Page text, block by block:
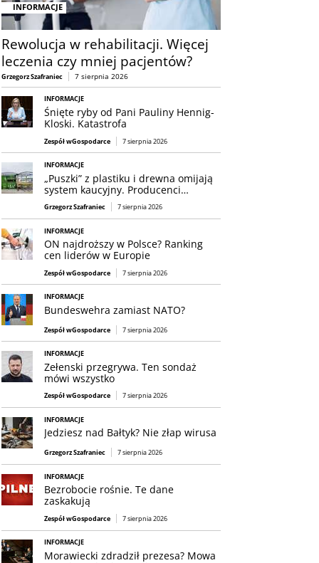
INFORMACJE
Rewolucja w rehabilitacji. Więcej
leczenia czy mniej pacjentów?
Grzegorz Szafraniec 7 sierpnia 2026
INFORMACJE
Śnięte ryby od Pani Pauliny Hennig-
Kloski. Katastrofa
Zespół wGospodarce 7 sierpnia 2026
INFORMACJE
„Puszki” z plastiku i drewna omijają
system kaucyjny. Producenci…
Grzegorz Szafraniec 7 sierpnia 2026
INFORMACJE
ON najdroższy w Polsce? Ranking
cen liderów w Europie
Zespół wGospodarce 7 sierpnia 2026
INFORMACJE
Bundeswehra zamiast NATO?
Zespół wGospodarce 7 sierpnia 2026
INFORMACJE
Zełenski przegrywa. Ten sondaż
mówi wszystko
Zespół wGospodarce 7 sierpnia 2026
INFORMACJE
Jedziesz nad Bałtyk? Nie złap wirusa
Grzegorz Szafraniec 7 sierpnia 2026
INFORMACJE
Bezrobocie rośnie. Te dane
zaskakują
Zespół wGospodarce 7 sierpnia 2026
INFORMACJE
Morawiecki zdradził prezesa? Mowa